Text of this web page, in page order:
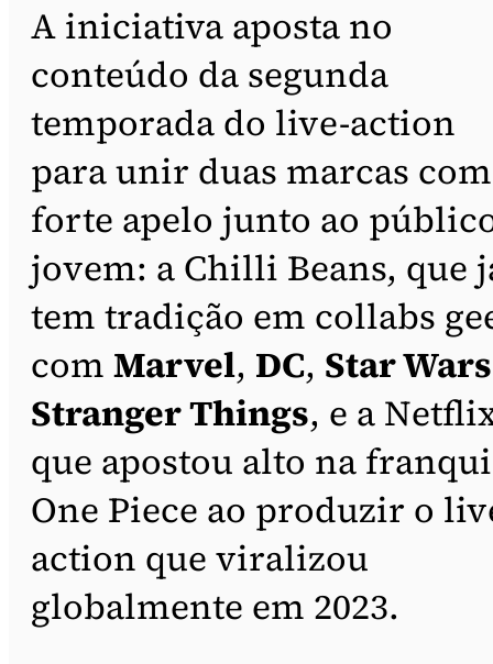
A iniciativa aposta no
conteúdo da segunda
temporada do live-action
para unir duas marcas com
forte apelo junto ao
jovem: a Chilli Beans, que
tem tradição em collabs
com Marvel, DC, Star Wars
Stranger Things, e a
que apostou alto na
One Piece ao produzir o
action que viralizou
globalmente em 2023.